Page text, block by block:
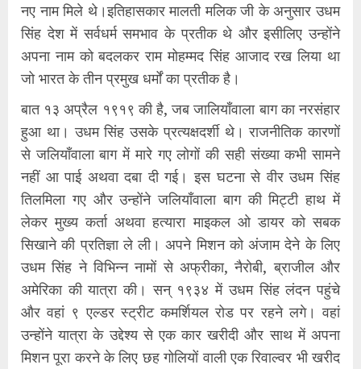
नए नाम मिले थे।इतिहासकार मालती मलिक जी के अनुसार उधम
सिंह देश में सर्वधर्म समभाव के प्रतीक थे और इसीलिए उन्होंने
अपना नाम को बदलकर राम मोहम्मद सिंह आजाद रख लिया था
जो भारत के तीन प्रमुख धर्मों का प्रतीक है।
बात १३ अप्रैल १९१९ की है, जब जालियाँवाला बाग का नरसंहार
हुआ था। उधम सिंह उसके प्रत्यक्षदर्शी थे। राजनीतिक कारणों
से जलियाँवाला बाग में मारे गए लोगों की सही संख्या कभी सामने
नहीं आ पाई अथवा दबा दी गई। इस घटना से वीर उधम सिंह
तिलमिला गए और उन्होंने जलियाँवाला बाग की मिट्टी हाथ में
लेकर मुख्य कर्ता अथवा हत्यारा माइकल ओ डायर को सबक
सिखाने की प्रतिज्ञा ले ली। अपने मिशन को अंजाम देने के लिए
उधम सिंह ने विभिन्न नामों से अफ्रीका, नैरोबी, ब्राजील और
अमेरिका की यात्रा की। सन् १९३४ में उधम सिंह लंदन पहुंचे
और वहां ९ एल्डर स्ट्रीट कमर्शियल रोड पर रहने लगे। वहां
उन्होंने यात्रा के उद्देश्य से एक कार खरीदी और साथ में अपना
मिशन पूरा करने के लिए छह गोलियों वाली एक रिवाल्वर भी खरीद